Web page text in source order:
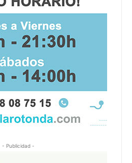
- Publicidad -